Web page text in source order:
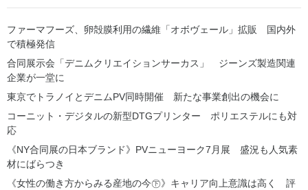
ファーマフーズ、卵殻膜利用の繊維「オボヴェール」拡販 国内外
で積極発信
合同展示会「デニムクリエイションサーカス」 ジーンズ製造関連
企業が一堂に
東京でトラノイとデニムPV同時開催 新たな事業創出の機会に
コーニット・デジタルの新型DTGプリンター ポリエステルにも対
応
《NY合同展の日本ブランド》PVニューヨーク7月展 盛況も人気素
材にばらつき
《女性の働き方からみる産地の今㊦》キャリア向上意識は高く 評